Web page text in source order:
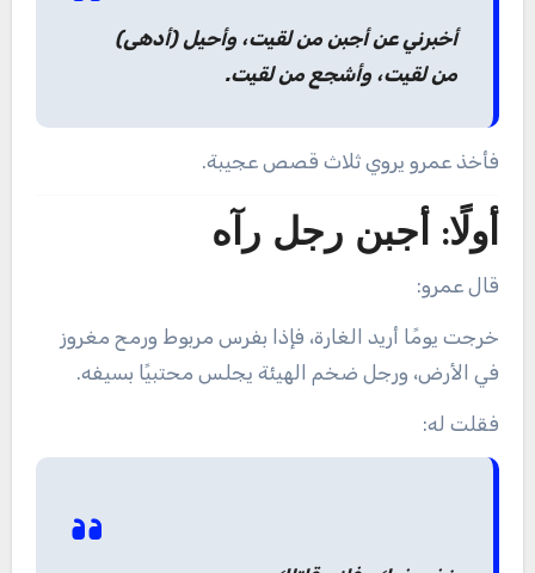
أخبرني عن أجبن من لقيت، وأحيل (أدهى)
من لقيت، وأشجع من لقيت.
فأخذ عمرو يروي ثلاث قصص عجيبة.
أولًا: أجبن رجل رآه
قال عمرو:
خرجت يومًا أريد الغارة، فإذا بفرس مربوط ورمح مغروز
في الأرض، ورجل ضخم الهيئة يجلس محتبيًا بسيفه.
فقلت له: